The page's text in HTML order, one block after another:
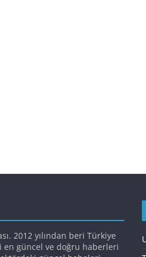
2012 yılından beri Türkiye
en güncel ve doğru haberleri